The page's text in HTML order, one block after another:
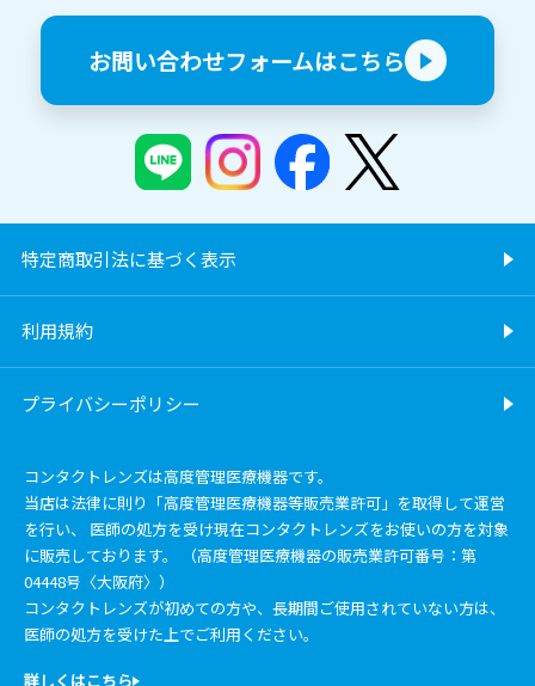
お問い合わせフォームはこちら
特定商取引法に基づく表示
利用規約
プライバシーポリシー
コンタクトレンズは高度管理医療機器です。
当店は法律に則り「高度管理医療機器等販売業許可」を取得して運営
を行い、 医師の処方を受け現在コンタクトレンズをお使いの方を対象
に販売しております。 （高度管理医療機器の販売業許可番号：第
04448号〈大阪府〉）
コンタクトレンズが初めての方や、長期間ご使用されていない方は、
医師の処方を受けた上でご利用ください。
詳しくはこちら